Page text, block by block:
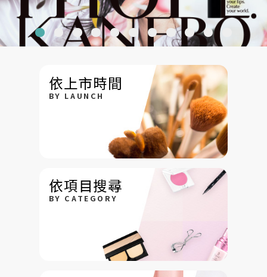
依上市時間
BY LAUNCH
依項目搜尋
BY CATEGORY